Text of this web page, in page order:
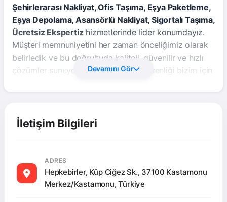
Şehirlerarası Nakliyat, Ofis Taşıma, Eşya Paketleme,
Eşya Depolama, Asansörlü Nakliyat, Sigortalı Taşıma,
Ücretsiz Ekspertizhizmetlerinde lider konumdayız.
Müşteri memnuniyetini her zaman önceliğimiz olarak
belirledik ve bu doğrultuda kaliteli, güvenilir ve hızlı
çözümler sunuyoruz. Eşyalarınızın güvenliği bizim için
gelen isim olmaktan gurur duyuyoruz. Siz de sorunsuz
Bizimle iletişime geçin, size en uygun çözümleri
sunalım. Unutmayın, eşyalarınız emin ellerde!
Kastamonu Şehir İ̇çi Nakliyat,
Devamını Gör
İletişim Bilgileri
ADRES
Hepkebirler, Küp Ciğez Sk., 37100 Kastamonu
Merkez/Kastamonu, Türkiye